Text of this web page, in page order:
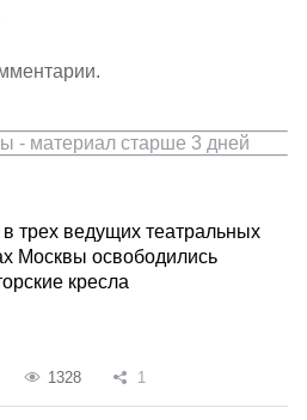
- материал старше 3 дней
трех ведущих театральных
Москвы освободились
кресла
1328 1